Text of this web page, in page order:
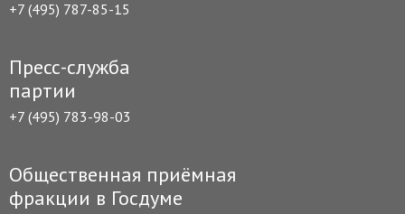
+7 (495) 787-85-15
Пресс-служба
партии
+7 (495) 783-98-03
Общественная приёмная
фракции в Госдуме